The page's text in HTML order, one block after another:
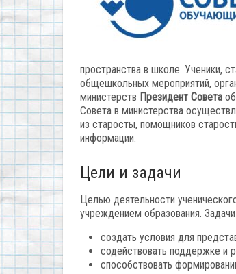
пространства в школе. Ученики,
общешкольных мероприятий,
министерств Президент Совета
Совета в министерства
из старосты, помощников
информации.
Цели и задачи
Целью деятельности
учреждением образования.
создать условия для
содействовать поддержке и
способствовать